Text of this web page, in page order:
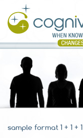
sample format 1 + 1 + 1